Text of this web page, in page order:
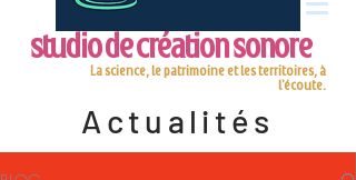
studio de création sonore
La science, le patrimoine et les territoires, à
l'écoute.
Actualités